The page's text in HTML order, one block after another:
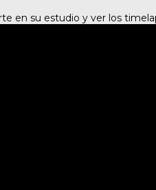
en su estudio y ver los